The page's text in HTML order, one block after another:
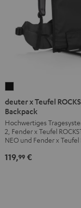
Teufel
ROCKSTER
AIR
2/NEO
Backpack
deuter x Teufel
Backpack
Hochwertiges
2, Fender x Teufel
NEO und Fender x Teufel
119,99 €